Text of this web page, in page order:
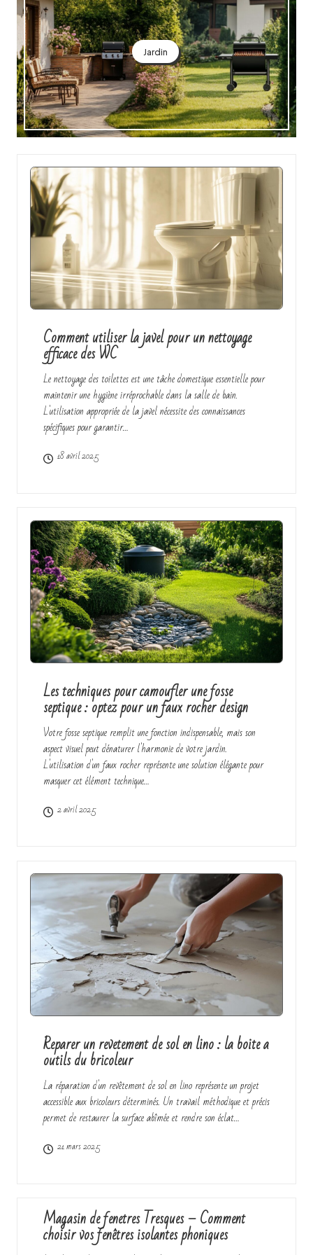
Jardin
Comment utiliser la javel pour un nettoyage
efficace des WC
Le nettoyage des toilettes est une tâche domestique essentielle pour
maintenir une hygiène irréprochable dans la salle de bain.
L'utilisation appropriée de la javel nécessite des connaissances
spécifiques pour garantir…
18 avril 2025
Les techniques pour camoufler une fosse
septique : optez pour un faux rocher design
Votre fosse septique remplit une fonction indispensable, mais son
aspect visuel peut dénaturer l'harmonie de votre jardin.
L'utilisation d'un faux rocher représente une solution élégante pour
masquer cet élément technique…
2 avril 2025
Reparer un revetement de sol en lino : la boite a
outils du bricoleur
La réparation d'un revêtement de sol en lino représente un projet
accessible aux bricoleurs déterminés. Un travail méthodique et précis
permet de restaurer la surface abîmée et rendre son éclat…
21 mars 2025
Magasin de fenetres Tresques – Comment
choisir vos fenêtres isolantes phoniques